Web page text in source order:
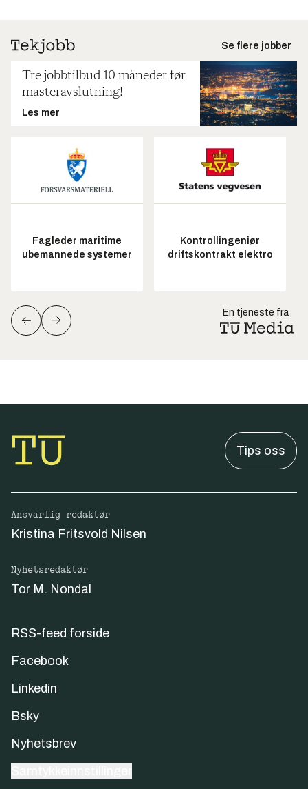
Se flere jobber
Tre jobbtilbud 10 måneder før
masteravslutning!
Les mer
Fagleder maritime
ubemannede systemer
Kontrollingeniør
driftskontrakt elektro
En tjeneste fra
Tips oss
Ansvarlig redaktør
Kristina Fritsvold Nilsen
Nyhetsredaktør
Tor M. Nondal
RSS-feed forside
Facebook
Linkedin
Bsky
Nyhetsbrev